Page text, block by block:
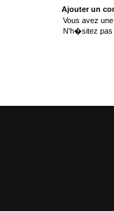
Ajouter un
Vous avez
N'h�sitez pas